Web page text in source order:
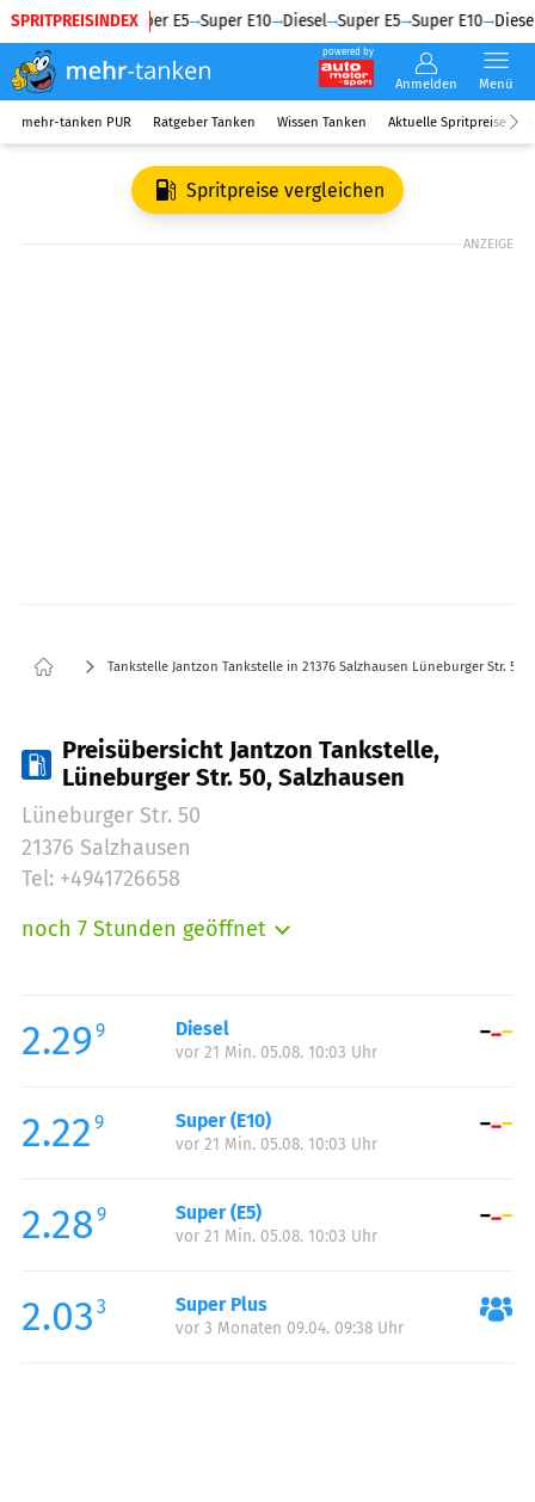
SPRITPREISINDEX
Diesel Super E5 Super E10 Diesel Super E5 Super E10 Diesel
powered by
Anmelden Menü
mehr-tanken PUR Ratgeber Tanken Wissen Tanken Aktuelle Spritpreise
Spritpreise vergleichen
ANZEIGE
Tankstelle Jantzon Tankstelle in 21376 Salzhausen Lüneburger Str. 50
Preisübersicht Jantzon Tankstelle,
Lüneburger Str. 50, Salzhausen
Lüneburger Str. 50
21376 Salzhausen
Tel: +4941726658
noch 7 Stunden geöffnet
Mittwoch:
06:00-20:00
Donnerstag:
Samstag:
08:00-18:00
Sonntag:
2.29 9 Diesel
vor 21 Min. 05.08. 10:03 Uhr
2.22 9 Super (E10)
vor 21 Min. 05.08. 10:03 Uhr
2.28 9 Super (E5)
vor 21 Min. 05.08. 10:03 Uhr
2.03 3 Super Plus
vor 3 Monaten 09.04. 09:38 Uhr